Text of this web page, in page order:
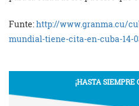
Funte:http://www.granma.cu/
mundial-tiene-cita-en-cuba-14-
¡HASTA SIEMPRE